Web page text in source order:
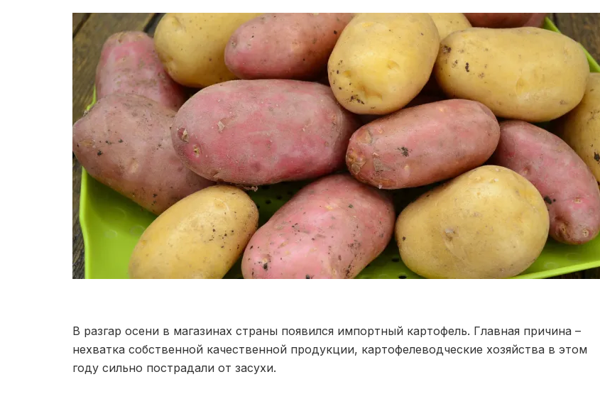
В разгар осени в магазинах страны появился импортный картофель. Главная причина –
нехватка собственной качественной продукции, картофелеводческие хозяйства в этом
году сильно пострадали от засухи.